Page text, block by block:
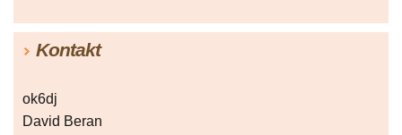
Kontakt
ok6dj
David Beran